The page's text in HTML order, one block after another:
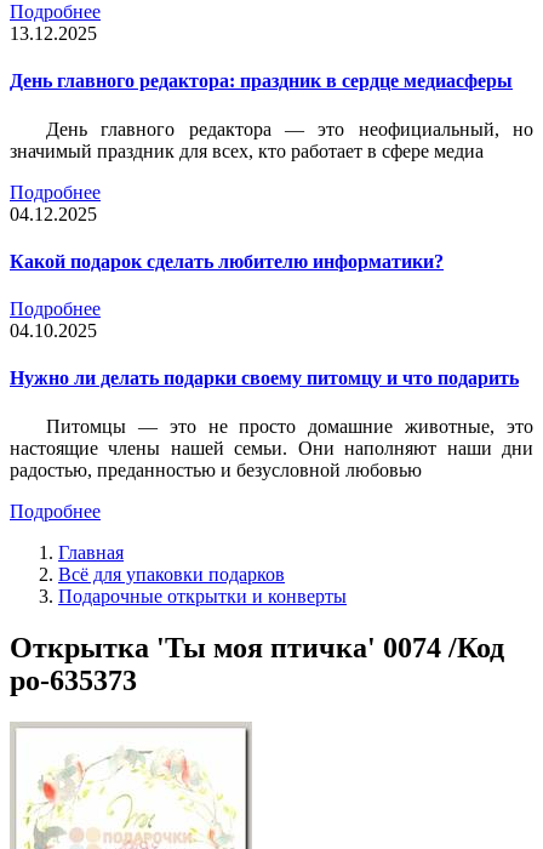
Подробнее
13.12.2025
День главного редактора: праздник в сердце медиасферы
День главного редактора — это неофициальный, но
значимый праздник для всех, кто работает в сфере медиа
Подробнее
04.12.2025
Какой подарок сделать любителю информатики?
Подробнее
04.10.2025
Нужно ли делать подарки своему питомцу и что подарить
Питомцы — это не просто домашние животные, это
настоящие члены нашей семьи. Они наполняют наши дни
радостью, преданностью и безусловной любовью
Подробнее
Главная
Всё для упаковки подарков
Подарочные открытки и конверты
Открытка 'Ты моя птичка' 0074 /Код
po-635373